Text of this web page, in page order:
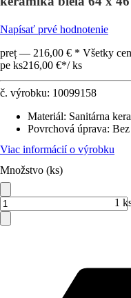
Napísať prvé hodnotenie
preț — 216,00 € * Všetky
pe ks216,00 €*/ ks
č. výrobku: 10099158
Materiál: Sanitárna
Povrchová úprava:
Viac informácií o výrobku
Množstvo (ks)
1